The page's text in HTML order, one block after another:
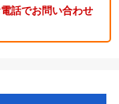
話でお問い合わせ